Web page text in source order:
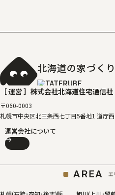
北海道の家づく
［ 運営 ］ 株式会社北海道住宅通信社
〒060-0003
札幌市中央区北三条西七丁目5番地1 道庁
運営会社について
AREA